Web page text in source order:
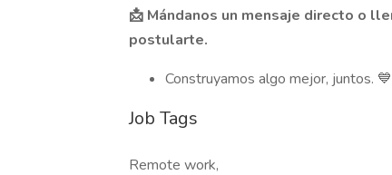
📩 Mándanos un mensaje directo o
postularte.
Construyamos algo mejor, juntos. 💙
Job Tags
Remote work,